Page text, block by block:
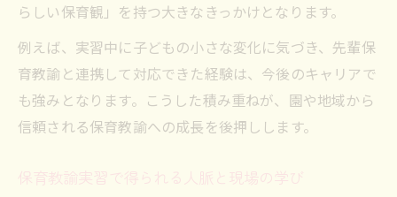
らしい保育観」を持つ大きなきっかけとなります。
例えば、実習中に子どもの小さな変化に気づき、先輩保
育教諭と連携して対応できた経験は、今後のキャリアで
も強みとなります。こうした積み重ねが、園や地域から
信頼される保育教諭への成長を後押しします。
保育教諭実習で得られる人脈と現場の学び